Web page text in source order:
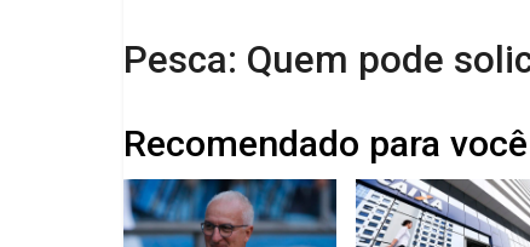
Pesca: Quem pode
Recomendado para você